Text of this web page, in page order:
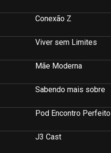
Conexão Z
Viver sem Limites
Mãe Moderna
Sabendo mais sobre
Pod Encontro Perfeito
J3 Cast